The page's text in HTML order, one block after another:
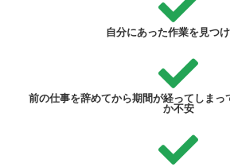
自分にあった作業を見つ
前の仕事を辞めてから期間が経ってしまっ
か不安